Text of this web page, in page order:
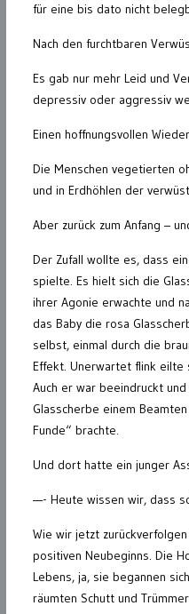
für eine bis dato nicht
Nach den furchtbaren
Es gab nur mehr Leid und
depressiv oder aggressiv
Einen hoffnungsvollen
Die Menschen vegetierten
und in Erdhöhlen der
Aber zurück zum Anfang –
Der Zufall wollte es, dass
spielte. Es hielt sich die
ihrer Agonie erwachte und
das Baby die rosa
selbst, einmal durch die
Effekt. Unerwartet flink eilte
Auch er war beeindruckt
Glasscherbe einem
Funde“ brachte.
Und dort hatte ein junger
—- Heute wissen wir, dass
Wie wir jetzt
positiven Neubeginns. Die
Lebens, ja, sie begannen
räumten Schutt und